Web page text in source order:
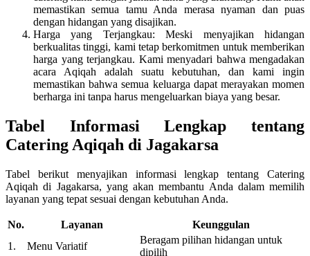
memastikan semua tamu Anda merasa nyaman dan puas
dengan hidangan yang disajikan.
Harga yang Terjangkau: Meski menyajikan hidangan
berkualitas tinggi, kami tetap berkomitmen untuk memberikan
harga yang terjangkau. Kami menyadari bahwa mengadakan
acara Aqiqah adalah suatu kebutuhan, dan kami ingin
memastikan bahwa semua keluarga dapat merayakan momen
berharga ini tanpa harus mengeluarkan biaya yang besar.
Tabel Informasi Lengkap tentang
Catering Aqiqah di Jagakarsa
Tabel berikut menyajikan informasi lengkap tentang Catering
Aqiqah di Jagakarsa, yang akan membantu Anda dalam memilih
layanan yang tepat sesuai dengan kebutuhan Anda.
No. Layanan
Keunggulan
1.
Menu Variatif
Beragam pilihan hidangan untuk
dipilih